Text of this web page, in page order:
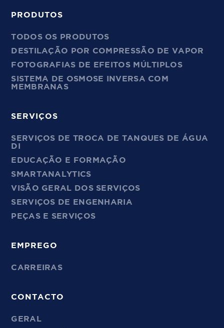
PRODUTOS
TODOS OS PRODUTOS
DESTILAÇÃO POR COMPRESSÃO DE VAPOR
FOTOGRAFIAS DE EFEITOS MÚLTIPLOS
SISTEMA DE OSMOSE INVERSA COM
MEMBRANAS
SERVIÇOS
SERVIÇOS DE TROCA DE TANQUES DE ÁGUA
DI
EDUCAÇÃO E FORMAÇÃO
SMARTANALYTICS
VISÃO GERAL DOS SERVIÇOS
SERVIÇOS DE ENGENHARIA
PEÇAS E SERVIÇOS
EMPREGO
CARREIRAS
CONTACTO
GERAL